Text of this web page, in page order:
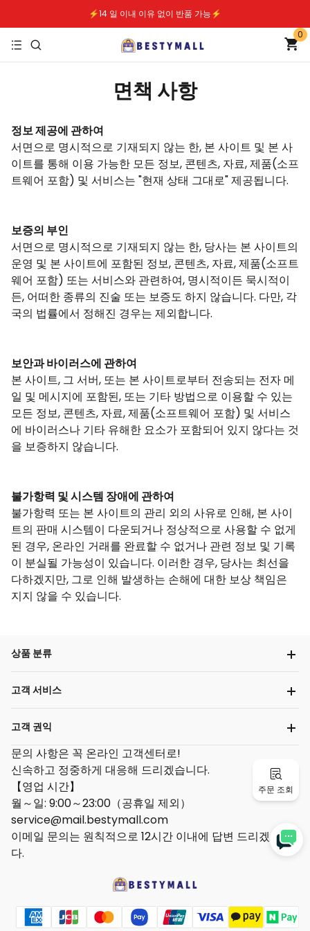
⚡️14 일 이내 이유 없이 반품 가능⚡️
⚡️무료배송｜안전한 지불⚡️
0
면책 사항
정보 제공에 관하여
서면으로 명시적으로 기재되지 않는 한, 본 사이트 및 본 사
이트를 통해 이용 가능한 모든 정보, 콘텐츠, 자료, 제품(소프
트웨어 포함) 및 서비스는 "현재 상태 그대로" 제공됩니다.
보증의 부인
서면으로 명시적으로 기재되지 않는 한, 당사는 본 사이트의
운영 및 본 사이트에 포함된 정보, 콘텐츠, 자료, 제품(소프트
웨어 포함) 또는 서비스와 관련하여, 명시적이든 묵시적이
든, 어떠한 종류의 진술 또는 보증도 하지 않습니다. 다만, 각
국의 법률에서 정해진 경우는 제외합니다.
보안과 바이러스에 관하여
본 사이트, 그 서버, 또는 본 사이트로부터 전송되는 전자 메
일 및 메시지에 포함된, 또는 기타 방법으로 이용할 수 있는
모든 정보, 콘텐츠, 자료, 제품(소프트웨어 포함) 및 서비스
에 바이러스나 기타 유해한 요소가 포함되어 있지 않다는 것
을 보증하지 않습니다.
불가항력 및 시스템 장애에 관하여
불가항력 또는 본 사이트의 관리 외의 사유로 인해, 본 사이
트의 판매 시스템이 다운되거나 정상적으로 사용할 수 없게
된 경우, 온라인 거래를 완료할 수 없거나 관련 정보 및 기록
이 분실될 가능성이 있습니다. 이러한 경우, 당사는 최선을
다하겠지만, 그로 인해 발생하는 손해에 대한 보상 책임은
지지 않을 수 있습니다.
주문 조회
상품 분류
고객 서비스
고객 권익
문의 사항은 꼭 온라인 고객센터로!
신속하고 정중하게 대응해 드리겠습니다.
【영업 시간】
월～일: 9:00～23:00（공휴일 제외）
service@mail.bestymall.com
이메일 문의는 원칙적으로 12시간 이내에 답변 드리겠습니
다.